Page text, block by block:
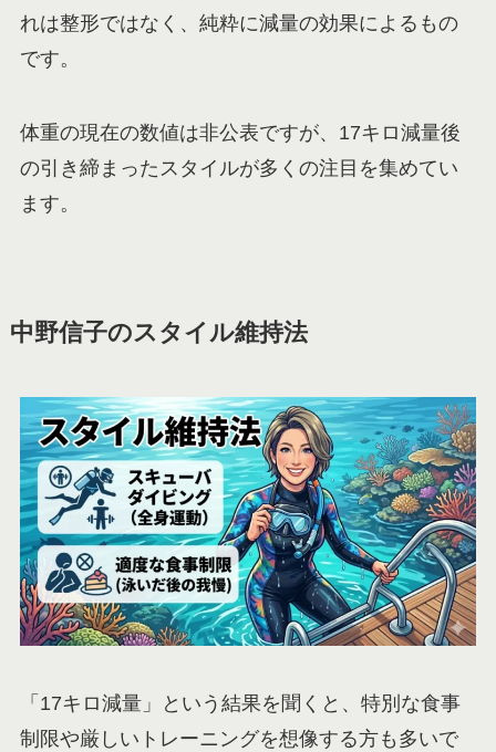
れは整形ではなく、純粋に減量の効果によるもの
です。
体重の現在の数値は非公表ですが、17キロ減量後
の引き締まったスタイルが多くの注目を集めてい
ます。
中野信子のスタイル維持法
「17キロ減量」という結果を聞くと、特別な食事
制限や厳しいトレーニングを想像する方も多いで